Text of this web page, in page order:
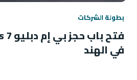
بطولة الشركات
في الهند